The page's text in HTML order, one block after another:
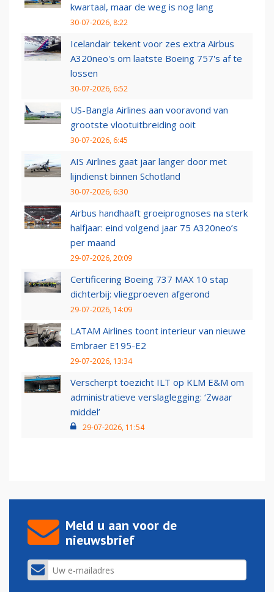
kwartaal, maar de weg is nog lang
30-07-2026, 8:22
Icelandair tekent voor zes extra Airbus
A320neo's om laatste Boeing 757's af te
lossen
30-07-2026, 6:52
US-Bangla Airlines aan vooravond van
grootste vlootuitbreiding ooit
30-07-2026, 6:45
AIS Airlines gaat jaar langer door met
lijndienst binnen Schotland
30-07-2026, 6:30
Airbus handhaaft groeiprognoses na sterk
halfjaar: eind volgend jaar 75 A320neo’s
per maand
29-07-2026, 20:09
Certificering Boeing 737 MAX 10 stap
dichterbij: vliegproeven afgerond
29-07-2026, 14:09
LATAM Airlines toont interieur van nieuwe
Embraer E195-E2
29-07-2026, 13:34
Verscherpt toezicht ILT op KLM E&M om
administratieve verslaglegging: ‘Zwaar
middel’
29-07-2026, 11:54
Meld u aan voor de
nieuwsbrief